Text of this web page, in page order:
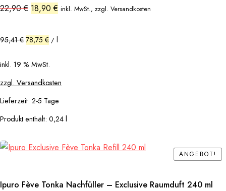
22,90€ Ursprünglicher
Preis
18,90€ Aktueller
Preis
inkl. MwSt., zzgl. Versandkosten
95,41€ 78,75 € / l
inkl. 19 % MwSt.
zzgl. Versandkosten
Lieferzeit: 2-5 Tage
Produkt enthält: 0,24 l
ANGEBOT!
ANGEBOT!
Ipuro Fève Tonka Nachfüller – Exclusive Raumduft 240 ml